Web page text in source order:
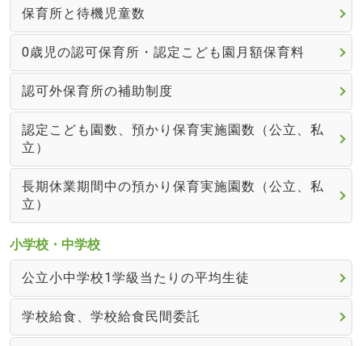
保育所と待機児童数
0歳児の認可保育所・認定こども園月額保育料
認可外保育所の補助制度
認定こども園数、預かり保育実施園数（公立、私
立）
長期休業期間中の預かり保育実施園数（公立、私
立）
小学校・中学校
公立小中学校1学級当たりの平均生徒
学校給食、学校給食民間委託